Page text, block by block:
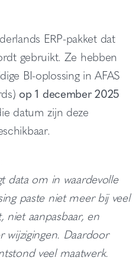
ERP-pakket dat
gebruikt. Ze hebben
BI-oplossing in AFAS
op 1 december 2025
datum zijn deze
data om in waardevolle
paste niet meer bij veel
niet aanpasbaar, en
wijzigingen. Daardoor
veel maatwerk.